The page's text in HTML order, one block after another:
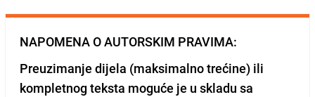
NAPOMENA O AUTORSKIM PRAVIMA:
Preuzimanje dijela (maksimalno trećine) ili
kompletnog teksta moguće je u skladu sa